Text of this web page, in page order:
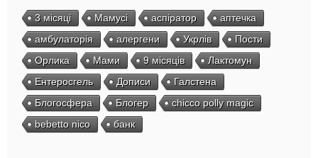
3 місяці Мамусі аспіратор
аптечка
амбулаторія
алергени Укрлів
Пости
Орлика
Мами 9 місяців
Лактомун
Ентеросгель
Дописи
Галстена
Блогосфера
Блогер
chicco polly magic
bebetto nico
банк